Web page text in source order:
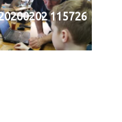
115726